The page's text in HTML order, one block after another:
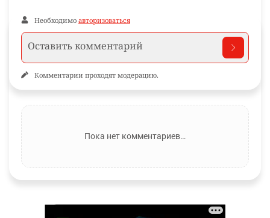
Необходимо авторизоваться
Комментарии проходят модерацию.
Пока нет комментариев…